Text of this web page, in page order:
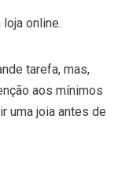
online.
tarefa, mas,
aos mínimos
uma joia antes de